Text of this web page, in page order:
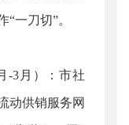
一刀切”。
3月）：市社
动供销服务网